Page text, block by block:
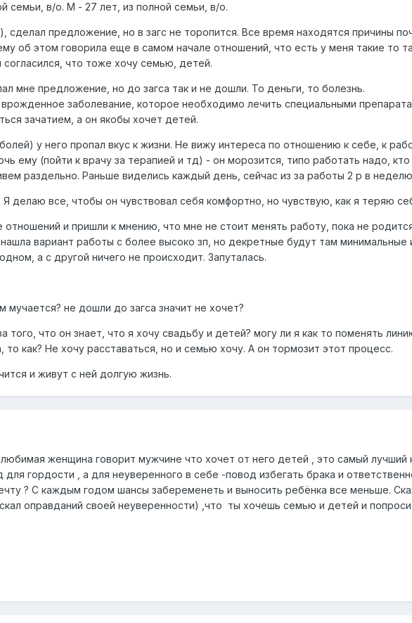
семьи, в/о. М - 27 лет, из полной семьи, в/о.
сделал предложение, но в загс не торопится. Все время находятся причины
об этом говорила еще в самом начале отношений, что есть у меня такие то
что тоже хочу семью, детей.
мне предложение, но до загса так и не дошли. То деньги, то болезнь.
заболевание, которое необходимо лечить специальными
зачатием, а он якобы хочет детей.
у него пропал вкус к жизни. Не вижу интереса по отношению к себе, к
ему (пойти к врачу за терапией и тд) - он морозится, типо работать надо,
раздельно. Раньше виделись каждый день, сейчас из за работы 2 р в
делаю все, чтобы он чувствовал себя комфортно, но чувствую, как я теряю
отношений и пришли к мнению, что мне не стоит менять работу, пока не
вариант работы с более высоко зп, но декретные будут там минимальные
а с другой ничего не происходит. Запуталась.
мучается? не дошли до загса значит не хочет?
того, что он знает, что я хочу свадьбу и детей? могу ли я как то поменять
то как? Не хочу расставаться, но и семью хочу. А он тормозит этот процесс.
и живут с ней долгую жизнь.
женщина говорит мужчине что хочет от него детей , это самый
гордости , а для неуверенного в себе -повод избегать брака и
? С каждым годом шансы забеременеть и выносить ребёнка все меньше.
оправданий своей неуверенности) ,что ты хочешь семью и детей и